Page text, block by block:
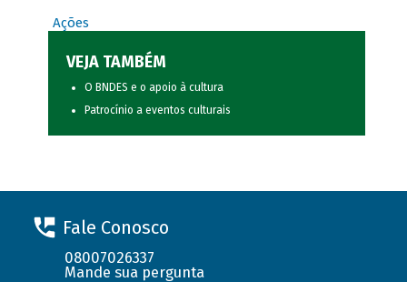
Ações
VEJA TAMBÉM
O BNDES e o apoio à cultura
Patrocínio a eventos culturais
Fale Conosco
08007026337
Mande sua pergunta